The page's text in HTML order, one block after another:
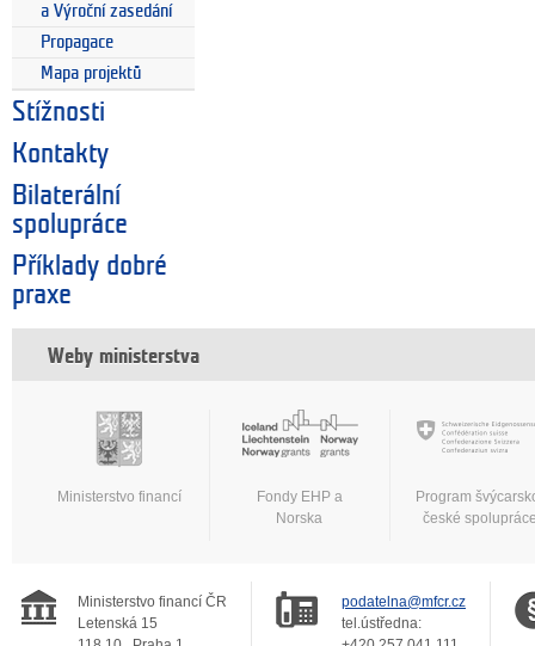
a Výroční zasedání
Propagace
Mapa projektů
Stížnosti
Kontakty
Bilaterální
spolupráce
Příklady dobré
praxe
Weby ministerstva
Ministerstvo financí
Fondy EHP a
Norska
Program
české
Ministerstvo financí ČR
Letenská 15
podatelna@mfcr.cz
tel.ústředna: